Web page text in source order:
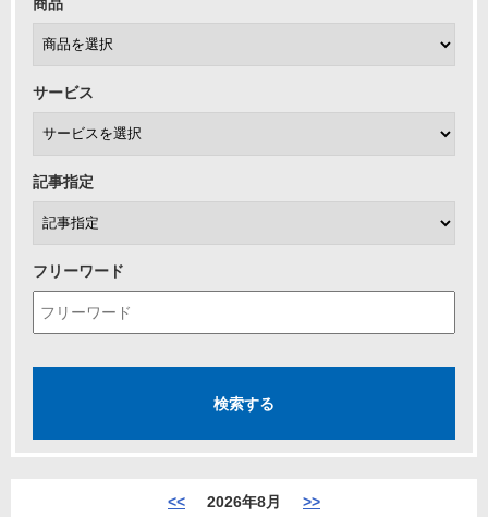
サービス
記事指定
フリーワード
<< 2026年8月 >>